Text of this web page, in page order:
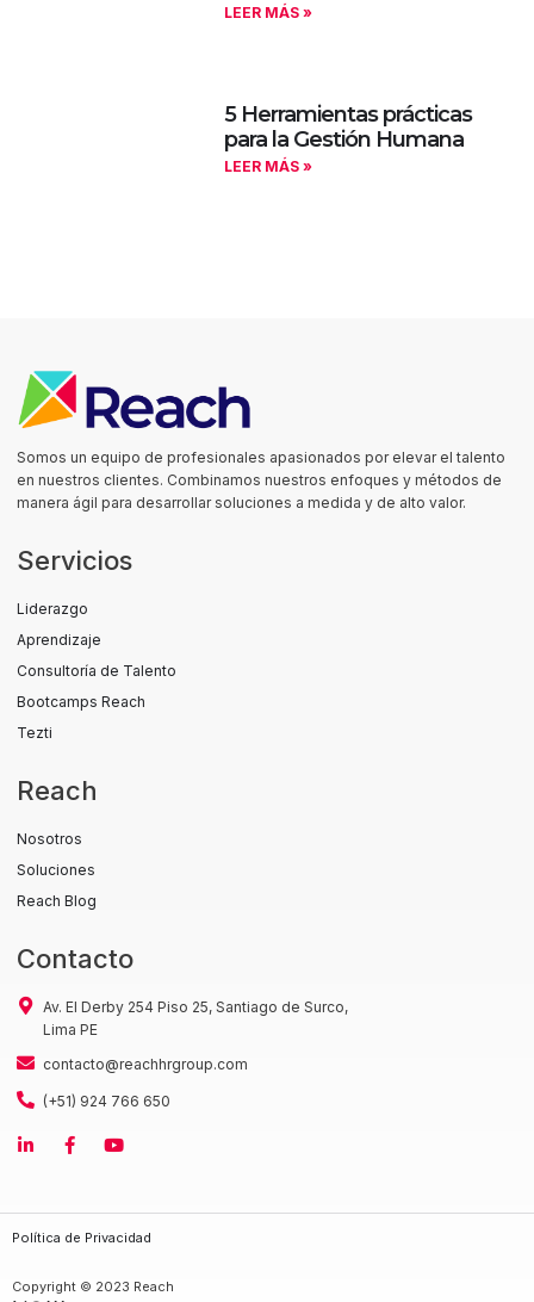
LEER MÁS »
5 Herramientas prácticas
para la Gestión Humana
LEER MÁS »
Somos un equipo de profesionales apasionados por elevar el talento
en nuestros clientes. Combinamos nuestros enfoques y métodos de
manera ágil para desarrollar soluciones a medida y de alto valor.
Servicios
Liderazgo
Aprendizaje
Consultoría de Talento
Bootcamps Reach
Tezti
Reach
Nosotros
Soluciones
Reach Blog
Contacto
Av. El Derby 254 Piso 25, Santiago de Surco,
Lima PE
contacto@reachhrgroup.com
(+51) 924 766 650
Copyright © 2023 Reach
Política de Privacidad